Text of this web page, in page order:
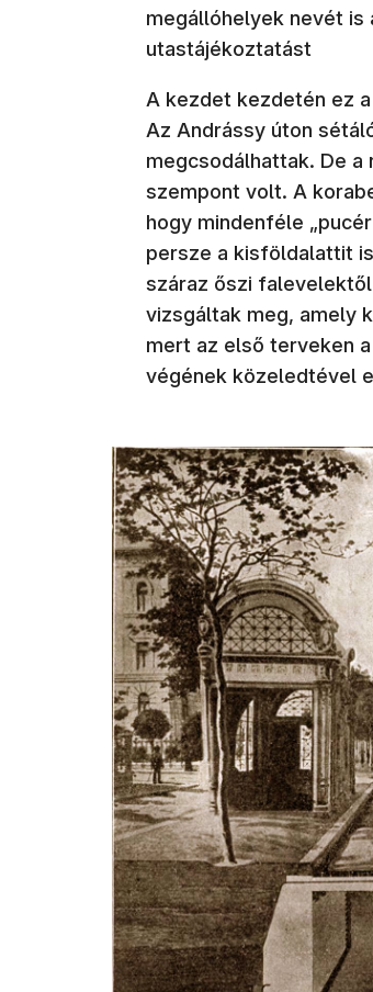
megállóhelyek nevét is
utastájékoztatást
A kezdet kezdetén ez
Az Andrássy úton
megcsodálhattak. De
szempont volt. A
hogy mindenféle
persze a kisföldalattit
száraz őszi
vizsgáltak meg, amely
mert az első terveken
végének közeledtével